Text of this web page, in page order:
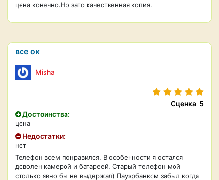
цена конечно.Но зато качественная копия.
все ок
Misha
Оценка: 5
Достоинства:
цена
Недостатки:
нет
Телефон всем понравился. В особенности я остался
доволен камерой и батареей. Старый телефон мой
столько явно бы не выдержал) Пауэрбанком забыл когда